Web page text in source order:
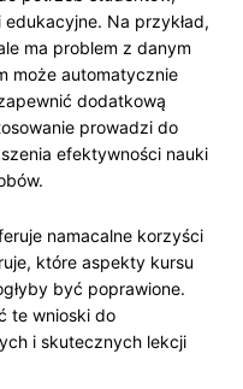
Na przykład,
ma problem z danym
może automatycznie
dodatkową
prowadzi do
efektywności nauki
namacalne korzyści
które aspekty kursu
być poprawione.
te wnioski do
i skutecznych lekcji